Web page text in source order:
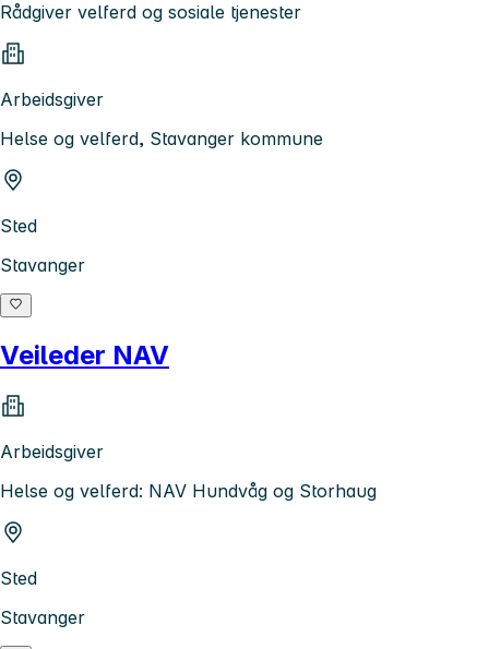
Rådgiver velferd og sosiale tjenester
Arbeidsgiver
Helse og velferd, Stavanger kommune
Sted
Stavanger
Veileder NAV
Arbeidsgiver
Helse og velferd: NAV Hundvåg og Storhaug
Sted
Stavanger